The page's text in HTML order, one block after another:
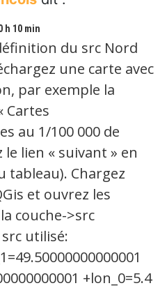
h 10 min
du src Nord
une carte avec
par exemple la
Cartes
au 1/100 000 de
le lien « suivant » en
tableau). Chargez
et ouvrez les
couche->src
utilisé:
+lon_0=5.4